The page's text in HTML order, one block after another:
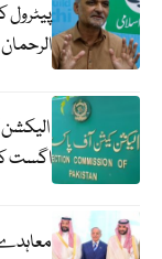
الرحمان
اگست